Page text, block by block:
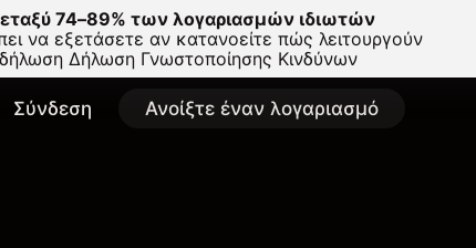
74–89% των λογαριασμών ιδιωτών
να εξετάσετε αν κατανοείτε πώς λειτουργούν
Δήλωση Γνωστοποίησης Κινδύνων
Σύνδεση Ανοίξτε έναν λογαριασμό